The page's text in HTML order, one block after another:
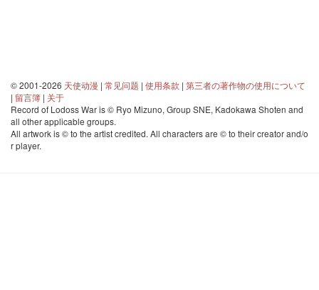
© 2001-2026 天使动漫 | 常见问题 | 使用条款 | 第三者の著作物の使用について
| 留言簿 | 关于
Record of Lodoss War is © Ryo Mizuno, Group SNE, Kadokawa Shoten and
all other applicable groups.
All artwork is © to the artist credited. All characters are © to their creator and/o
r player.